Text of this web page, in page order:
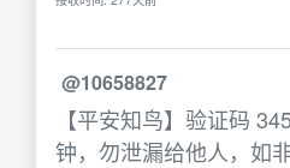
@10658827
【平安知鸟】验证码
钟，勿泄漏给他人，如